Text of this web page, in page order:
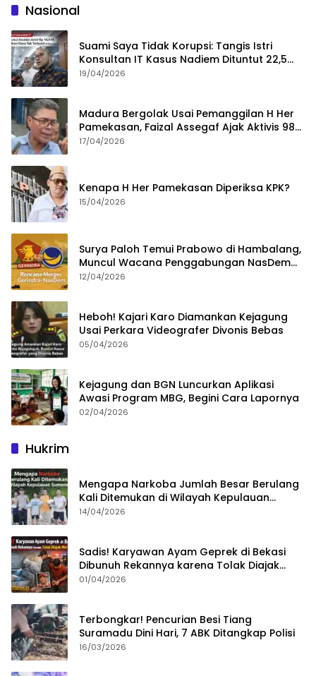
Nasional
Suami Saya Tidak Korupsi: Tangis Istri
Konsultan IT Kasus Nadiem Dituntut 22,5
Tahun
19/04/2026
Madura Bergolak Usai Pemanggilan H Her
Pamekasan, Faizal Assegaf Ajak Aktivis 98
Bongkar Permainan KPK
17/04/2026
Kenapa H Her Pamekasan Diperiksa KPK?
15/04/2026
Surya Paloh Temui Prabowo di Hambalang,
Muncul Wacana Penggabungan NasDem
dan Gerindra
12/04/2026
Heboh! Kajari Karo Diamankan Kejagung
Usai Perkara Videografer Divonis Bebas
05/04/2026
Kejagung dan BGN Luncurkan Aplikasi
Awasi Program MBG, Begini Cara Lapornya
02/04/2026
Hukrim
Mengapa Narkoba Jumlah Besar Berulang
Kali Ditemukan di Wilayah Kepulauan
Sumenep?
14/04/2026
Sadis! Karyawan Ayam Geprek di Bekasi
Dibunuh Rekannya karena Tolak Diajak
Merampok Majikan
01/04/2026
Terbongkar! Pencurian Besi Tiang
Suramadu Dini Hari, 7 ABK Ditangkap Polisi
16/03/2026